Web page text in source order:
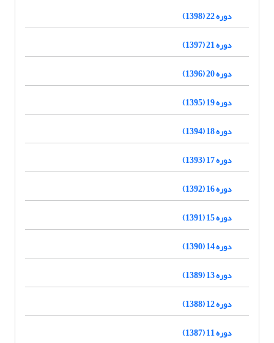
دوره 22 (1398)
دوره 21 (1397)
دوره 20 (1396)
دوره 19 (1395)
دوره 18 (1394)
دوره 17 (1393)
دوره 16 (1392)
دوره 15 (1391)
دوره 14 (1390)
دوره 13 (1389)
دوره 12 (1388)
دوره 11 (1387)